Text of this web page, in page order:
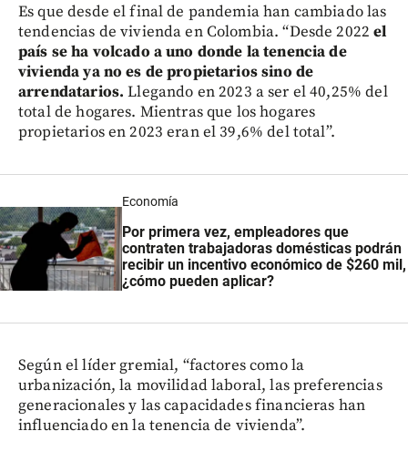
Es que desde el final de pandemia han cambiado las
tendencias de vivienda en Colombia. “Desde 2022el
país se ha volcado a uno donde la tenencia de
vivienda ya no es de propietarios sino de
arrendatarios. Llegando en 2023 a ser el 40,25% del
total de hogares. Mientras que los hogares
propietarios en 2023 eran el 39,6% del total”.
Economía
Por primera vez, empleadores que
contraten trabajadoras domésticas podrán
recibir un incentivo económico de $260 mil,
¿cómo pueden aplicar?
Según el líder gremial, “factores como la
urbanización, la movilidad laboral, las preferencias
generacionales y las capacidades financieras han
influenciado en la tenencia de vivienda”.